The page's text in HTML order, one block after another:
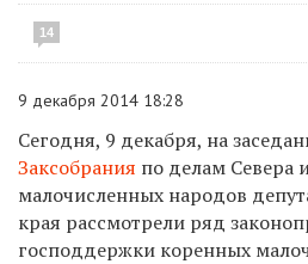
14
9 декабря 2014 18:28
Сегодня, 9 декабря, на
Заксобрания по делам Севера
малочисленных народов
края рассмотрели ряд
господдержки коренных